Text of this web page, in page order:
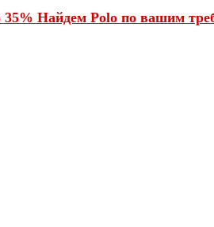
Найдем Polo по вашим